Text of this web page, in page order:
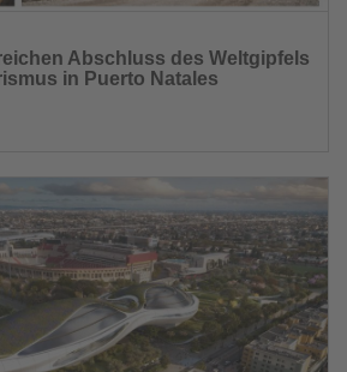
Abschluss des Weltgipfels
in Puerto Natales